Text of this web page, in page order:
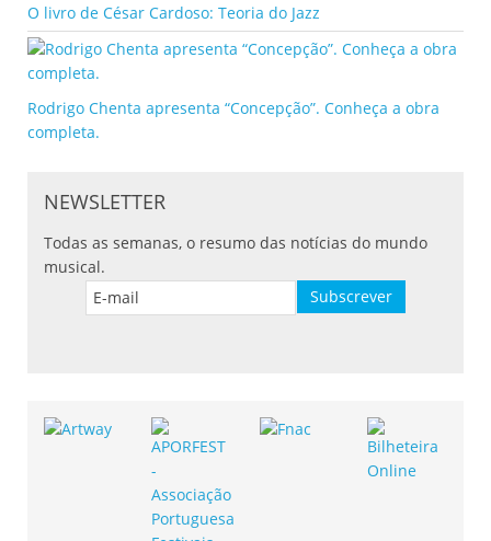
O livro de César Cardoso: Teoria do Jazz
Rodrigo Chenta apresenta “Concepção”. Conheça a obra
completa.
NEWSLETTER
Todas as semanas, o resumo das notícias do mundo
musical.